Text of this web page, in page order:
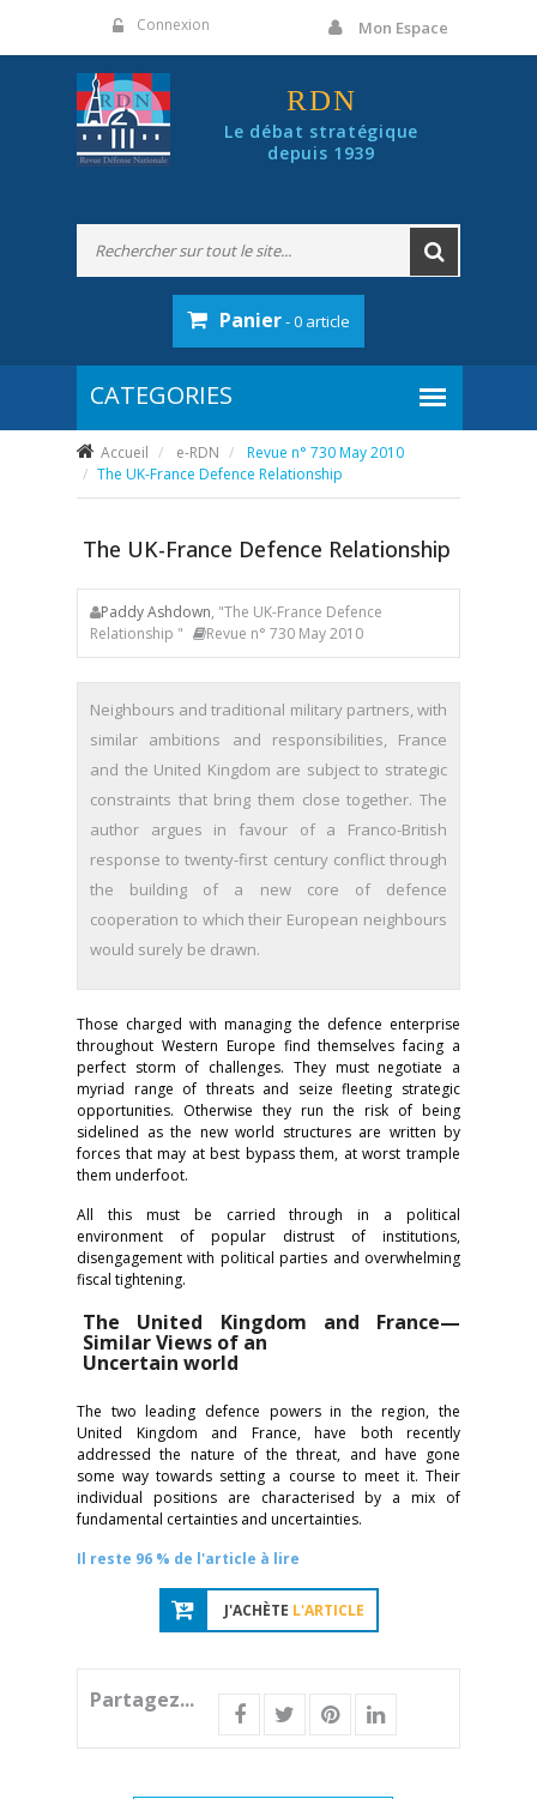
Connexion Mon Espace
RDN
Le débat stratégique
depuis 1939
Panier- 0 article
Accueil e-RDN
Revue n° 730 May 2010
The UK-France Defence Relationship
The UK-France Defence Relationship
Paddy Ashdown, "The UK-France Defence
Relationship "
Revue n° 730 May 2010
Neighbours and traditional military partners, with
similar ambitions and responsibilities, France
and the United Kingdom are subject to strategic
constraints that bring them close together. The
author argues in favour of a Franco-British
response to twenty-first century conflict through
the building of a new core of defence
cooperation to which their European neighbours
would surely be drawn.
Those charged with managing the defence enterprise
throughout Western Europe find themselves facing a
perfect storm of challenges. They must negotiate a
myriad range of threats and seize fleeting strategic
opportunities. Otherwise they run the risk of being
sidelined as the new world structures are written by
forces that may at best bypass them, at worst trample
them underfoot.
All this must be carried through in a political
environment of popular distrust of institutions,
disengagement with political parties and overwhelming
fiscal tightening.
The United Kingdom and France—
Similar Views of an
Uncertain world
The two leading defence powers in the region, the
United Kingdom and France, have both recently
addressed the nature of the threat, and have gone
some way towards setting a course to meet it. Their
individual positions are characterised by a mix of
fundamental certainties and uncertainties.
Il reste 96 % de l'article à lire
J'ACHÈTE L'ARTICLE
Partagez...